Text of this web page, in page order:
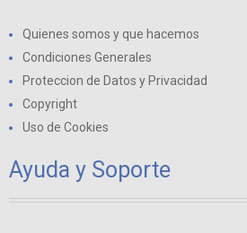
Quienes somos y que hacemos
Condiciones Generales
Proteccion de Datos y Privacidad
Copyright
Uso de Cookies
Ayuda y Soporte